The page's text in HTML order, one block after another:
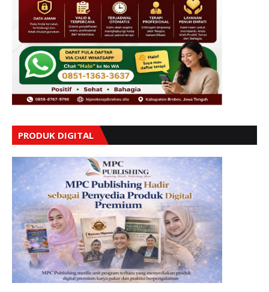
PRODUK DIGITAL